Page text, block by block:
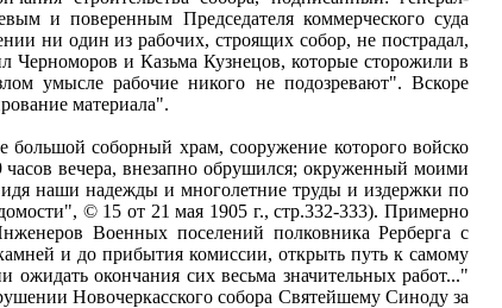
и поверенным Председателя коммерческого суда
ни один из рабочих, строящих собор, не пострадал,
Черноморов и Казьма Кузнецов, которые сторожили в
умысле рабочие никого не подозревают". Вскоре
материала".
соборный храм, сооружение которого войско
вечера, внезапно обрушился; окруженный моими
наши надежды и многолетние труды и издержки по
© 15 от 21 мая 1905 г., стр.332-333). Примерно
Военных поселений полковника Рерберга с
и до прибытия комиссии, открыть путь к самому
окончания сих весьма значительных работ..."
Новочеркасского собора Святейшему Синоду за